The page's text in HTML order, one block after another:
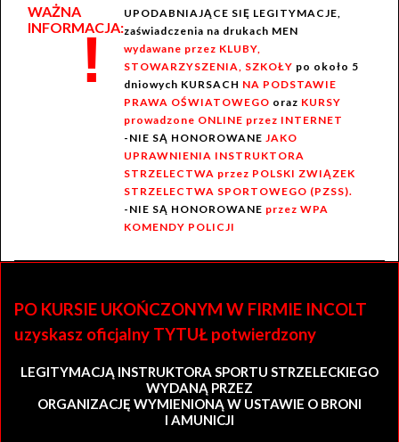
WAŻNA
INFORMACJA:
!
UPODABNIAJĄCE SIĘ LEGITYMACJE,
zaświadczenia na drukach MEN
wydawane przez KLUBY,
STOWARZYSZENIA, SZKOŁY po około 5
dniowych KURSACH NA PODSTAWIE
PRAWA OŚWIATOWEGO oraz KURSY
prowadzone ONLINE przez INTERNET
-NIE SĄ HONOROWANE JAKO
UPRAWNIENIA INSTRUKTORA
STRZELECTWA przez POLSKI ZWIĄZEK
STRZELECTWA SPORTOWEGO (PZSS).
-NIE SĄ HONOROWANE przez WPA
KOMENDY POLICJI
PO KURSIE UKOŃCZONYM W FIRMIE INCOLT
uzyskasz oficjalny TYTUŁ potwierdzony
LEGITYMACJĄ INSTRUKTORA SPORTU STRZELECKIEGO
WYDANĄ PRZEZ
ORGANIZACJĘ WYMIENIONĄ W USTAWIE O BRONI
I AMUNICJI